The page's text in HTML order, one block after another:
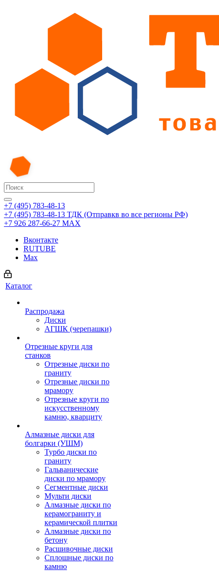
+7 (495) 783-48-13
+7 (495) 783-48-13 ТДК (Отправкв во все регионы РФ)
+7 926 287-66-27 МАХ
Вконтакте
RUTUBE
Max
Каталог
Распродажа
Диски
АГШК (черепашки)
Отрезные круги для
станков
Отрезные диски по
граниту
Отрезные диски по
мрамору
Отрезные круги по
искусственному
камню, кварциту
Алмазные диски для
болгарки (УШМ)
Турбо диски по
граниту
Гальванические
диски по мрамору
Сегментные диски
Мульти диски
Алмазные диски по
керамограниту и
керамической плитки
Алмазные диски по
бетону
Расшивочные диски
Сплошные диски по
камню